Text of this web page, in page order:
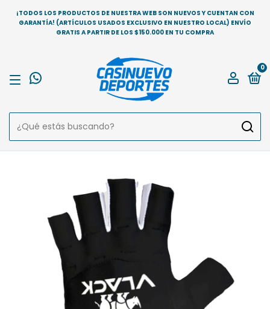
¡TODOS LOS PRODUCTOS DE NUESTRA WEB SON NUEVOS Y CUENTAN CON
GARANTÍA! (ARTÍCULOS USADOS EXCLUSIVO EN NUESTRO LOCAL) ENVÍO
GRATIS A PARTIR DE LOS $150.000 EN TU COMPRA
0